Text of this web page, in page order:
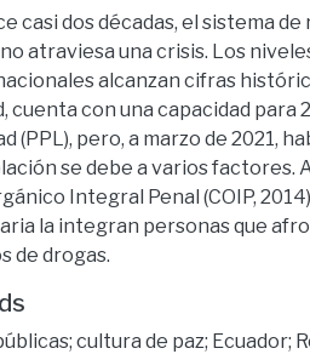
casi dos décadas, el sistema
atraviesa una crisis. Los
alcanzan cifras
cuenta con una capacidad para
(PPL), pero, a marzo de 2021,
se debe a varios factores.
Integral Penal (COIP,
la integran personas que
de drogas.
cultura de paz; Ecuador;